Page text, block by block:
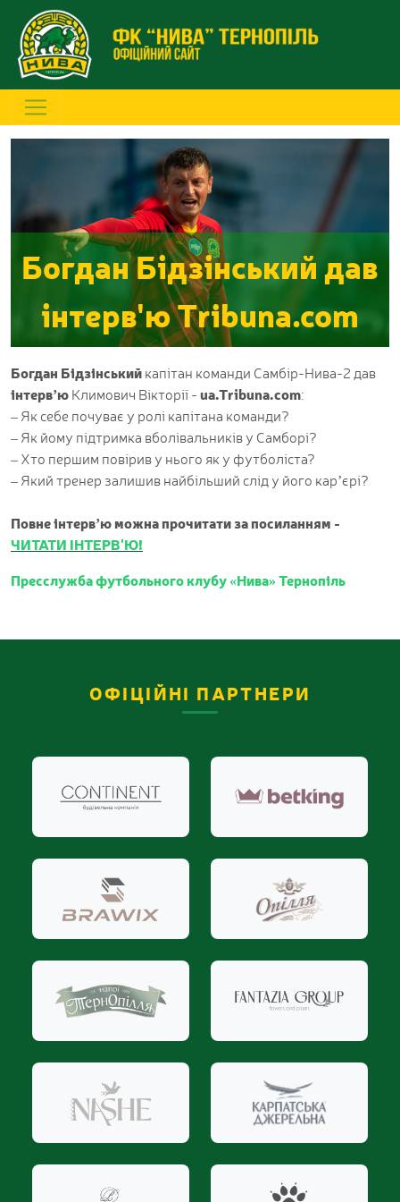
Богдан Бідзінський дав
інтерв'ю Tribuna.com
Богдан Бідзінськийкапітан команди Самбір-Нива-2 дав
інтерв’юКлимович Вікторії -ua.Tribuna.com:
– Як себе почуває у ролі капітана команди?
– Як йому підтримка вболівальників у Самборі?
– Хто першим повірив у нього як у футболіста?
– Який тренер залишив найбільший слід у його кар’єрі?
Повне інтерв’ю можна прочитати за посиланням -
ЧИТАТИ ІНТЕРВ'Ю!
Пресслужба футбольного клубу «Нива» Тернопіль
ОФІЦІЙНІ ПАРТНЕРИ